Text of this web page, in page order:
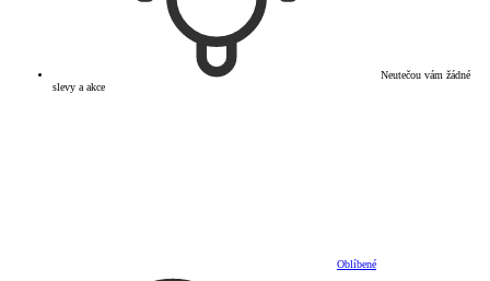
Neutečou vám žádné
slevy a akce
Oblíbené